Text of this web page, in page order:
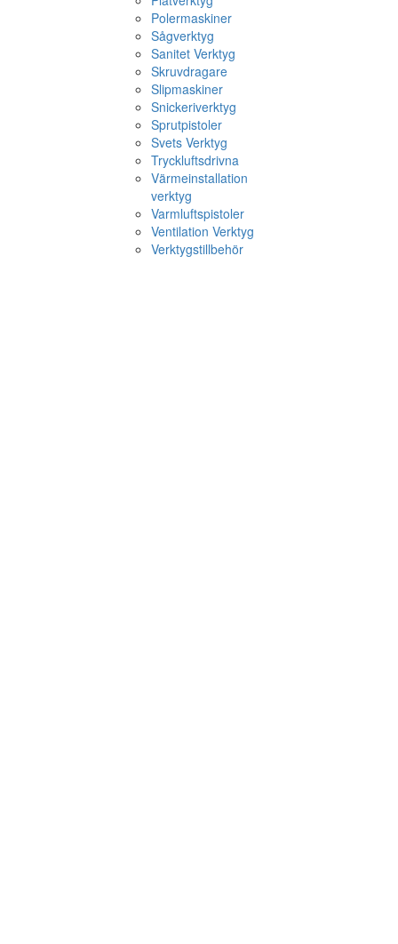
Polermaskiner
Sågverktyg
Sanitet Verktyg
Skruvdragare
Slipmaskiner
Snickeriverktyg
Sprutpistoler
Svets Verktyg
Tryckluftsdrivna
Värmeinstallation
verktyg
Varmluftspistoler
Ventilation Verktyg
Verktygstillbehör